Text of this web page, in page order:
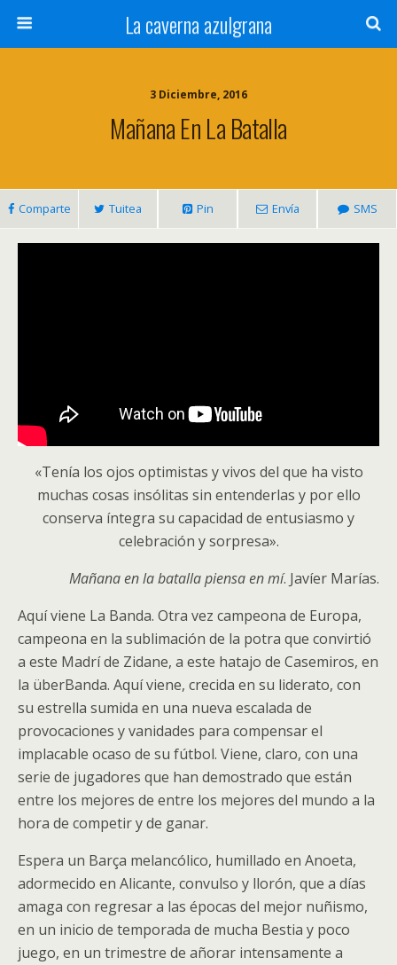
La caverna azulgrana
3 Diciembre, 2016
Mañana En La Batalla
Comparte Tuitea Pin Envía SMS
«Tenía los ojos optimistas y vivos del que ha visto
muchas cosas insólitas sin entenderlas y por ello
conserva íntegra su capacidad de entusiasmo y
celebración y sorpresa».
Mañana en la batalla piensa en mí. Javíer Marías.
Aquí viene La Banda. Otra vez campeona de Europa,
campeona en la sublimación de la potra que convirtió
a este Madrí de Zidane, a este hatajo de Casemiros, en
la überBanda. Aquí viene, crecida en su liderato, con
su estrella sumida en una nueva escalada de
provocaciones y vanidades para compensar el
implacable ocaso de su fútbol. Viene, claro, con una
serie de jugadores que han demostrado que están
entre los mejores de entre los mejores del mundo a la
hora de competir y de ganar.
Espera un Barça melancólico, humillado en Anoeta,
adormecido en Alicante, convulso y llorón, que a días
amaga con regresar a las épocas del mejor nuñismo,
en un inicio de temporada de mucha Bestia y poco
juego, en un trimestre de añorar intensamente a